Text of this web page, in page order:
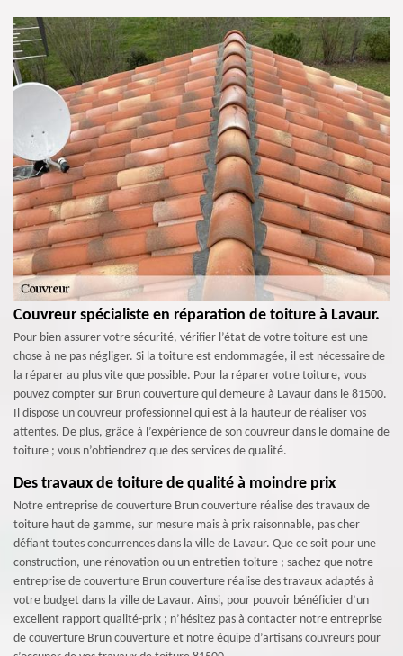
Couvreur spécialiste en réparation de toiture à Lavaur.
Pour bien assurer votre sécurité, vérifier l’état de votre toiture est une
chose à ne pas négliger. Si la toiture est endommagée, il est nécessaire de
la réparer au plus vite que possible. Pour la réparer votre toiture, vous
pouvez compter sur Brun couverture qui demeure à Lavaur dans le 81500.
Il dispose un couvreur professionnel qui est à la hauteur de réaliser vos
attentes. De plus, grâce à l’expérience de son couvreur dans le domaine de
toiture ; vous n’obtiendrez que des services de qualité.
Des travaux de toiture de qualité à moindre prix
Notre entreprise de couverture Brun couverture réalise des travaux de
toiture haut de gamme, sur mesure mais à prix raisonnable, pas cher
défiant toutes concurrences dans la ville de Lavaur. Que ce soit pour une
construction, une rénovation ou un entretien toiture ; sachez que notre
entreprise de couverture Brun couverture réalise des travaux adaptés à
votre budget dans la ville de Lavaur. Ainsi, pour pouvoir bénéficier d’un
excellent rapport qualité-prix ; n’hésitez pas à contacter notre entreprise
de couverture Brun couverture et notre équipe d’artisans couvreurs pour